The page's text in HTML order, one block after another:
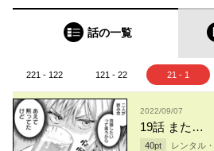
話の一覧
221 - 122 121 - 22 21 - 1
2022/09/07
19話 また…
40pt レンタル・